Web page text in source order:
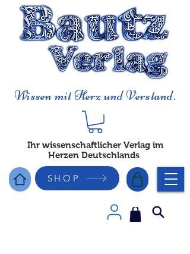
Wissen mit Herz und Verstand.
Ihr wissenschaftlicher Verlag im
Herzen Deutschlands
SHOP